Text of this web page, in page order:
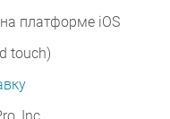
платформе iOS
touch)